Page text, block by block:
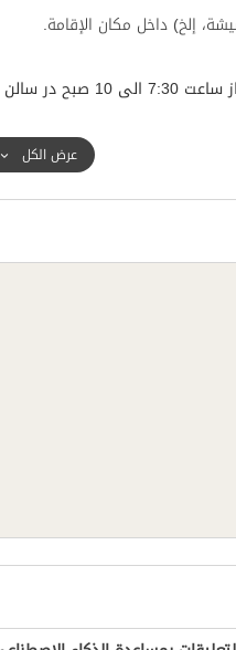
إلخ) داخل مكان الإقامة.
صبحانه گرم و سرد
عرض الكل